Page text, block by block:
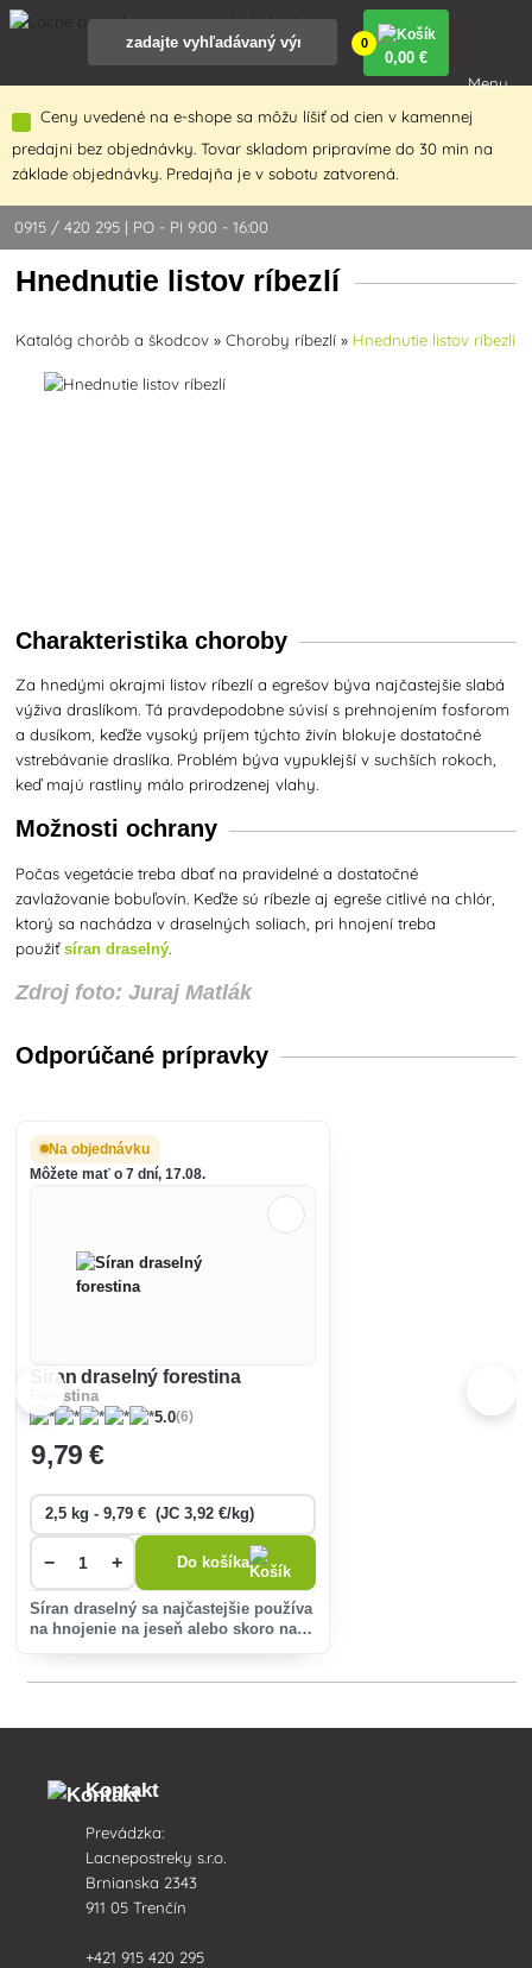
Ceny uvedené na e-shope sa môžu líšiť od cien v kamennej
predajni bez objednávky. Tovar skladom pripravíme do 30 min na
základe objednávky. Predajňa je v sobotu zatvorená.
0915 / 420 295 | PO - PI 9:00 - 16:00
0
0,00 €
Menu
Hnednutie listov ríbezlí
Katalóg chorôb a škodcov »Choroby ríbezlí » Hnednutie listov ríbezlí
Charakteristika choroby
Za hnedými okrajmi listov ríbezlí a egrešov býva najčastejšie slabá
výživa draslíkom. Tá pravdepodobne súvisí s prehnojením fosforom
a dusíkom, keďže vysoký príjem týchto živín blokuje dostatočné
vstrebávanie draslíka. Problém býva vypuklejší v suchších rokoch,
keď majú rastliny málo prirodzenej vlahy.
Možnosti ochrany
Počas vegetácie treba dbať na pravidelné a dostatočné
zavlažovanie bobuľovín. Keďže sú ríbezle aj egreše citlivé na chlór,
ktorý sa nachádza v draselných soliach, pri hnojení treba
použiťsíran draselný.
Zdroj foto: Juraj Matlák
Odporúčané prípravky
Na objednávku
Môžete mať o 7 dní, 17.08.
Síran draselný forestina
Forestina
5.0(6)
9,79 €
− + Do košíka
Síran draselný sa najčastejšie používa
na hnojenie na jeseň alebo skoro na
Kontakt
Prevádzka:
Lacnepostreky s.r.o.
Brnianska 2343
911 05 Trenčín
+421 915 420 295